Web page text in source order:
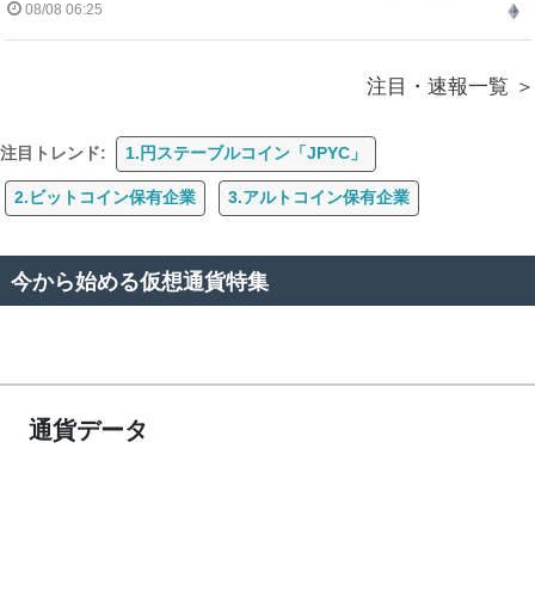
08/08 06:25
注目・速報一覧
注目トレンド: 1.円ステーブルコイン「JPYC」
2.ビットコイン保有企業 3.アルトコイン保有企業
今から始める仮想通貨特集
通貨データ